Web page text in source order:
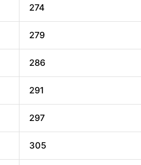
274
279
286
291
297
305